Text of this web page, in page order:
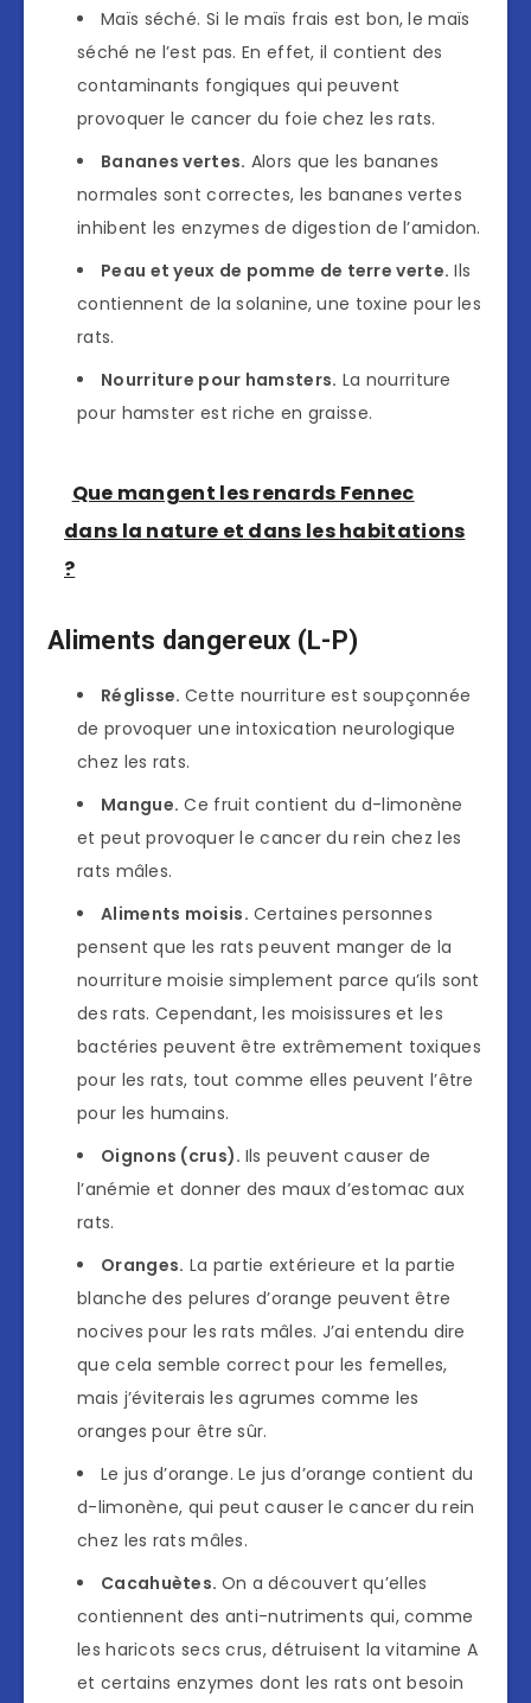
Maïs séché. Si le maïs frais est bon, le maïs
séché ne l’est pas. En effet, il contient des
contaminants fongiques qui peuvent
provoquer le cancer du foie chez les rats.
Bananes vertes. Alors que les bananes
normales sont correctes, les bananes vertes
inhibent les enzymes de digestion de l’amidon.
Peau et yeux de pomme de terre verte. Ils
contiennent de la solanine, une toxine pour les
rats.
Nourriture pour hamsters. La nourriture
pour hamster est riche en graisse.
Que mangent les renards Fennec
dans la nature et dans les habitations
?
Aliments dangereux (L-P)
Réglisse. Cette nourriture est soupçonnée
de provoquer une intoxication neurologique
chez les rats.
Mangue. Ce fruit contient du d-limonène
et peut provoquer le cancer du rein chez les
rats mâles.
Aliments moisis. Certaines personnes
pensent que les rats peuvent manger de la
nourriture moisie simplement parce qu’ils sont
des rats. Cependant, les moisissures et les
bactéries peuvent être extrêmement toxiques
pour les rats, tout comme elles peuvent l’être
pour les humains.
Oignons (crus). Ils peuvent causer de
l’anémie et donner des maux d’estomac aux
rats.
Oranges. La partie extérieure et la partie
blanche des pelures d’orange peuvent être
nocives pour les rats mâles. J’ai entendu dire
que cela semble correct pour les femelles,
mais j’éviterais les agrumes comme les
oranges pour être sûr.
Le jus d’orange. Le jus d’orange contient du
d-limonène, qui peut causer le cancer du rein
chez les rats mâles.
Cacahuètes. On a découvert qu’elles
contiennent des anti-nutriments qui, comme
les haricots secs crus, détruisent la vitamine A
et certains enzymes dont les rats ont besoin